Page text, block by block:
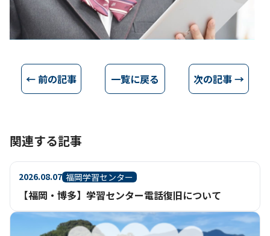
← 前の記事 一覧に戻る 次の記事 →
関連する記事
2026.08.07 福岡学習センター
【福岡・博多】学習センター電話復旧について